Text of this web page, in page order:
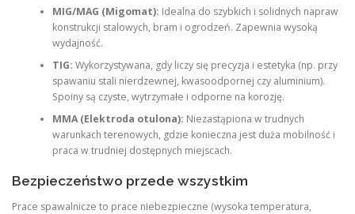
MIG/MAG (Migomat): Idealna do szybkich i solidnych napraw
konstrukcji stalowych, bram i ogrodzeń. Zapewnia wysoką
wydajność.
TIG: Wykorzystywana, gdy liczy się precyzja i estetyka (np. przy
spawaniu stali nierdzewnej, kwasoodpornej czy aluminium).
Spoiny są czyste, wytrzymałe i odporne na korozję.
MMA (Elektroda otulona): Niezastąpiona w trudnych
warunkach terenowych, gdzie konieczna jest duża mobilność i
praca w trudniej dostępnych miejscach.
Bezpieczeństwo przede wszystkim
Prace spawalnicze to prace niebezpieczne (wysoka temperatura,